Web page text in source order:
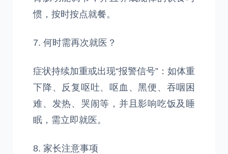
惯，按时按点就餐。
7. 何时需再次就医？
症状持续加重或出现“报警信号”：如体重
下降、反复呕吐、呕血、黑便、吞咽困
难、发热、哭闹等，并且影响吃饭及睡
眠，需立即就医。
8. 家长注意事项